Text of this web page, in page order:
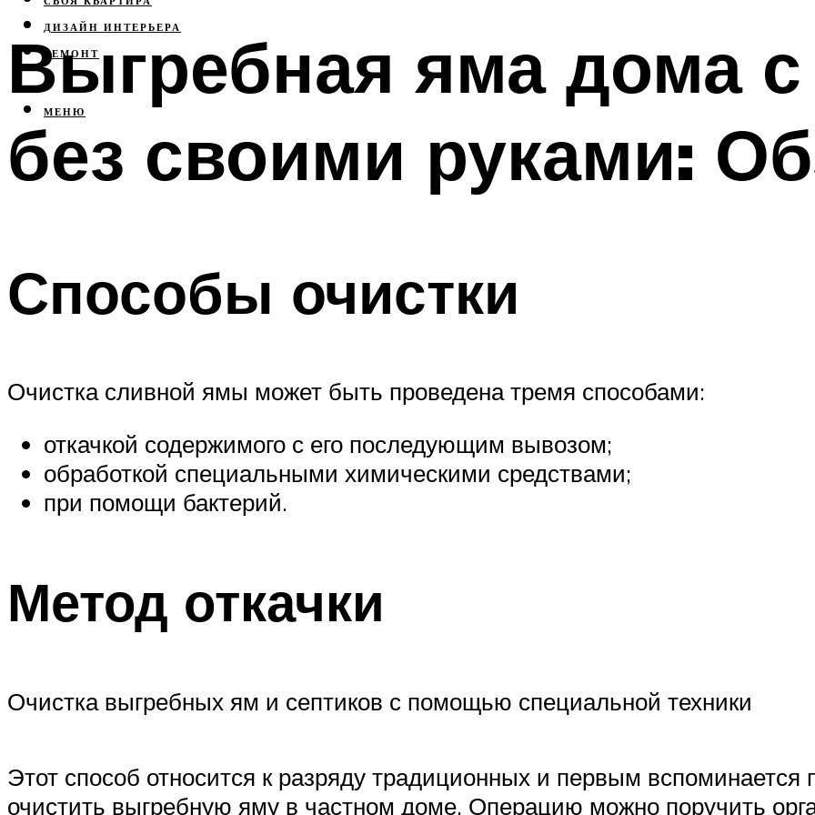
ДИЗАЙН ИНТЕРЬЕРА
РЕМОНТ
МЕНЮ
Выгребная яма дома
без своими руками:
Способы очистки
Очистка сливной ямы может быть проведена тремя способами:
откачкой содержимого с его последующим вывозом;
обработкой специальными химическими средствами;
при помощи бактерий.
Метод откачки
Очистка выгребных ям и септиков с помощью специальной техники
Этот способ относится к разряду традиционных и первым вспоминается
очистить выгребную яму в частном доме. Операцию можно поручить